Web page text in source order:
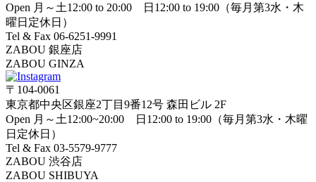
Open 月～土12:00 to 20:00 日12:00 to 19:00（毎月第3水・木
曜日定休日）
Tel & Fax 06-6251-9991
ZABOU 銀座店
ZABOU GINZA
〒104-0061
東京都中央区銀座2丁目9番12号 森田ビル 2F
Open 月～土12:00~20:00 日12:00 to 19:00（毎月第3水・木曜
日定休日）
Tel & Fax 03-5579-9777
ZABOU 渋谷店
ZABOU SHIBUYA